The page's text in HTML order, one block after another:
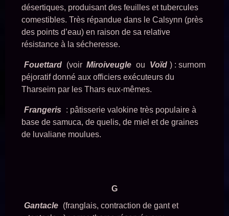
désertiques, produisant des feuilles et tubercules
comestibles. Très répandue dans le Calsynn (près
des points d’eau) en raison de sa relative
résistance à la sécheresse.
Fouettard (voir Miroiveugle ou Voïd ) : surnom
péjoratif donné aux officiers exécuteurs du
Tharseim par les Thars eux-mêmes.
Frangeris
: pâtisserie valokine très populaire à
base de samuca, de quelis, de miel et de graines
de luvaliane moulues.
G
Gantacle
(franglais, contraction de gant et